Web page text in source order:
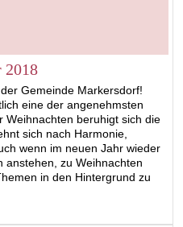
2018
Gemeinde Markersdorf!
eine der angenehmsten
Weihnachten beruhigt sich die
sich nach Harmonie,
wenn im neuen Jahr wieder
anstehen, zu Weihnachten
in den Hintergrund zu